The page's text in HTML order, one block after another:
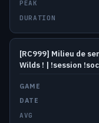
[RC999] Milieu de
Wilds ! | !session